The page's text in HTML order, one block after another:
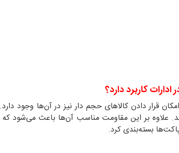
کاربرد دارد؟
قرار دادن کالاهای حجم دار نیز در آن‌ها وجود
بر این مقاومت مناسب آن‌ها باعث می‌شود که
بسته‌بندی کرد.